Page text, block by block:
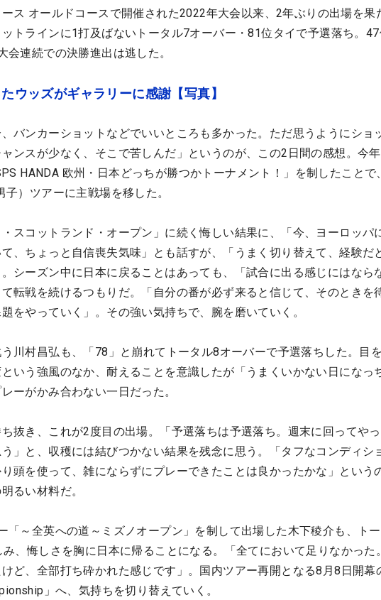
ス オールドコースで開催された2022年大会以来、2年ぶりの出場を果
トラインに1打及ばないトータル7オーバー・81位タイで予選落ち。47
会連続での決勝進出は逃した。
ウッズがギャラリーに感謝【写真】
、バンカーショットなどでいいところも多かった。ただ思うようにショ
ャンスが少なく、そこで苦しんだ」というのが、この2日間の感想。今
HANDA 欧州・日本どっちが勝つかトーナメント！」を制したことで、
子）ツアーに主戦場を移した。
スコットランド・オープン」に続く悔しい結果に、「今、ヨーロッパ
、ちょっと自信喪失気味」とも話すが、「うまく切り替えて、経験だ
シーズン中に日本に戻ることはあっても、「試合に出る感じにはなら
転戦を続けるつもりだ。「自分の番が必ず来ると信じて、そのときを
をやっていく」。その強い気持ちで、腕を磨いていく。
川村昌弘も、「78」と崩れてトータル8オーバーで予選落ちした。目を
いう強風のなか、耐えることを意識したが「うまくいかない日になっ
ーがかみ合わない一日だった。
抜き、これが2度目の出場。「予選落ちは予選落ち。週末に回ってやっ
」と、収穫には結びつかない結果を残念に思う。「タフなコンディシ
頭を使って、雑にならずにプレーできたことは良かったかな」という
るい材料だ。
「～全英への道～ミズノオープン」を制して出場した木下稜介も、ト
、悔しさを胸に日本に帰ることになる。「全てにおいて足りなかった。
ど、全部打ち砕かれた感じです」。国内ツアー再開となる8月8日開幕
」へ、気持ちを切り替えていく。